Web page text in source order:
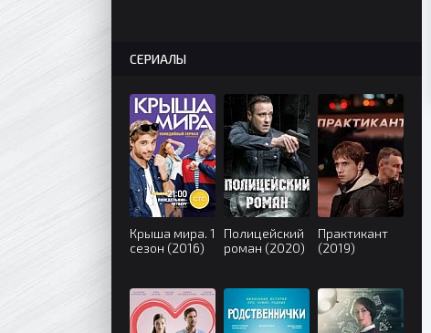
СЕРИАЛЫ
Крыша мира. 1
сезон (2016)
Полицейский
роман (2020)
Практикант
(2019)